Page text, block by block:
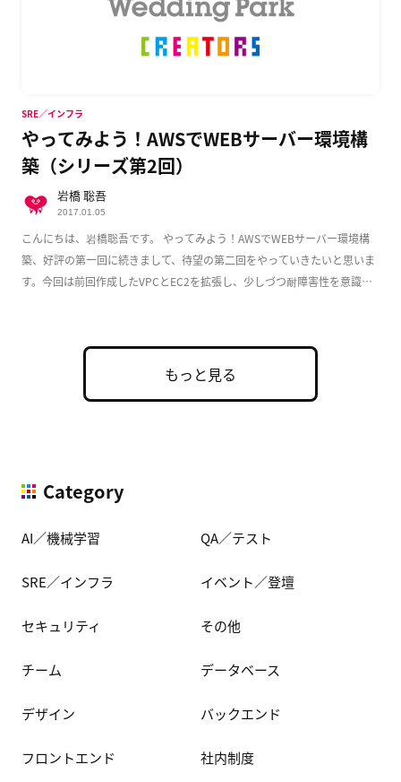
やってみよう！AWSでWEBサーバー環境構
築（シリーズ第2回）
こんにちは、岩橋聡吾です。 やってみよう！AWSでWEBサーバー環境構
築、好評の第一回に続きまして、待望の第二回をやっていきたいと思いま
す。今回は前回作成したVPCとEC2を拡張し、少しづつ耐障害性を意識し
SRE／インフラ
岩橋 聡吾
2017.01.05
もっと見る
Category
AI／機械学習 QA／テスト
SRE／インフラ イベント／登壇
セキュリティ その他
チーム データベース
デザイン バックエンド
フロントエンド 社内制度